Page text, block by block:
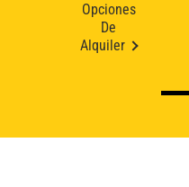
Opciones
De
Alquiler